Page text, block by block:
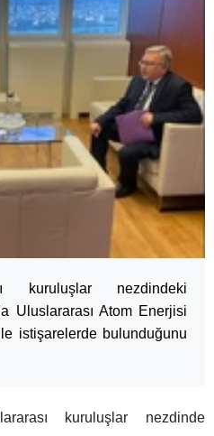
kuruluşlar nezdindeki
Uluslararası Atom Enerjisi
istişarelerde bulunduğunu
kuruluşlar nezdinde